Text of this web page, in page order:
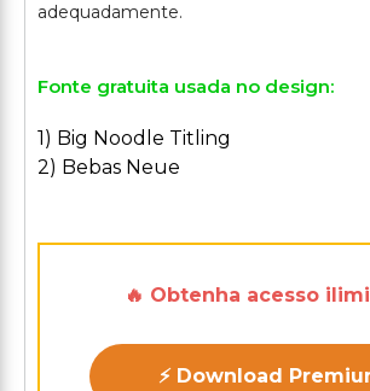
Fonte gratuita usada no design:
1) Big Noodle Titling
2) Bebas Neue
🔥 Obtenha acesso
⚡ Download